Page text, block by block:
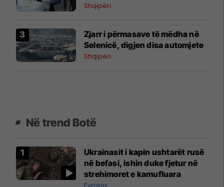
Shqipëri
Zjarr i përmasave të mëdha në
Selenicë, digjen disa automjete
Shqipëri
Në trend Botë
Ukrainasit i kapin ushtarët rusë
në befasi, ishin duke fjetur në
strehimoret e kamufluara